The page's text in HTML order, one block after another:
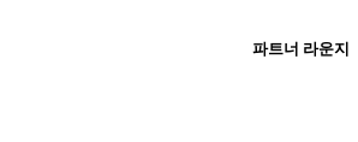
파트너 라운지